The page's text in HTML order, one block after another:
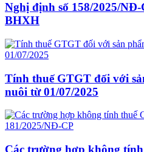
Nghị định số 158/2025/
BHXH
Tính thuế GTGT đối với
nuôi từ 01/07/2025
Các trường hợp không